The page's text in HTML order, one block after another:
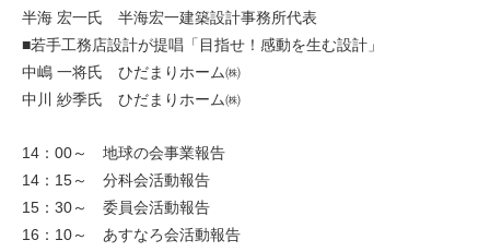
半海 宏一氏 半海宏一建築設計事務所代表
■若手工務店設計が提唱「目指せ！感動を生む設計」
中嶋 一将氏 ひだまりホーム㈱
中川 紗季氏 ひだまりホーム㈱
14：00～ 地球の会事業報告
14：15～ 分科会活動報告
15：30～ 委員会活動報告
16：10～ あすなろ会活動報告